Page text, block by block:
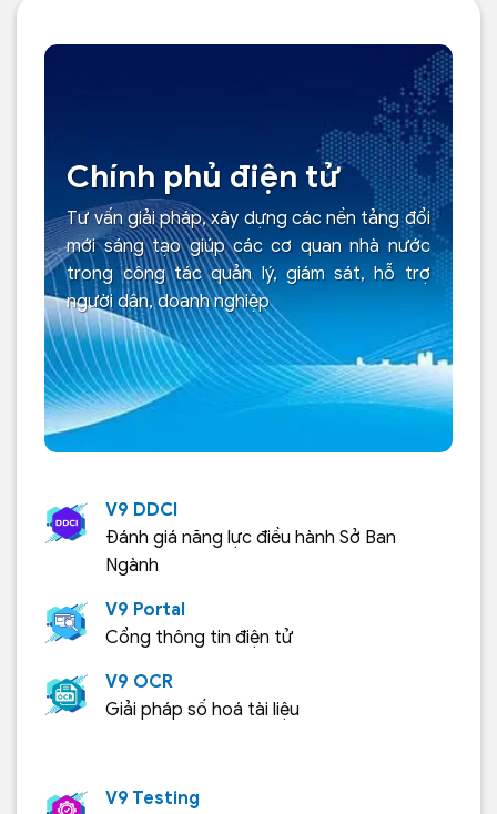
Chính phủ điện tử
Tư vấn giải pháp, xây dựng các nền tảng đổi
mới sáng tạo giúp các cơ quan nhà nước
trong công tác quản lý, giám sát, hỗ trợ
người dân, doanh nghiệp
V9 DDCI
Đánh giá năng lực điều hành Sở Ban
Ngành
V9 Portal
Cổng thông tin điện tử
V9 OCR
Giải pháp số hoá tài liệu
V9 Testing